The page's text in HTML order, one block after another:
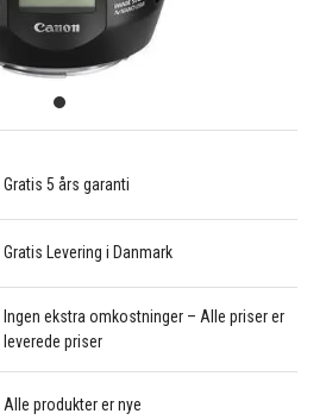
Gratis 5 års garanti
Gratis Levering i Danmark
Ingen ekstra omkostninger – Alle priser er
leverede priser
Alle produkter er nye